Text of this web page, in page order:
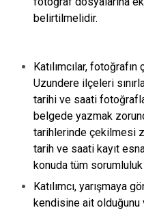
belirtilmelidir.
Katılımcılar,
Uzundere ilçeleri
tarihi ve saati
belgede yazmak
tarihlerinde çekilmesi
tarih ve saati kayıt
konuda tüm sorumluluk
Katılımcı, yarışmaya
kendisine ait olduğunu